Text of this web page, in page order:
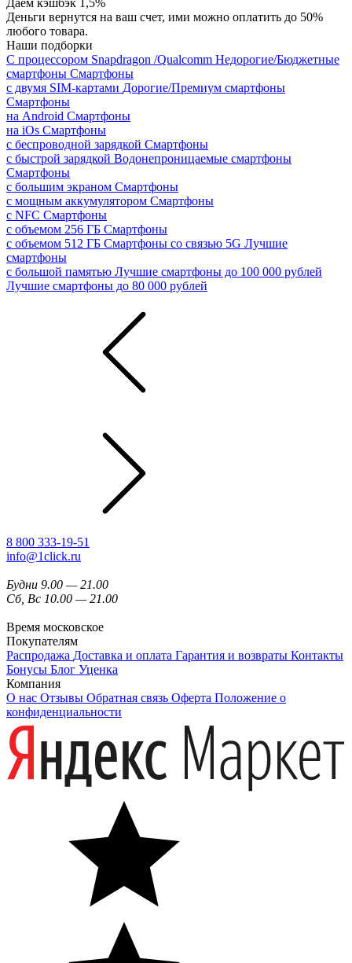
Деньги вернутся на ваш счет, ими можно оплатить до 50%
любого товара.
Наши подборки
С процессором Snapdragon /Qualcomm Недорогие/Бюджетные
смартфоны Смартфоны
с двумя SIM-картами Дорогие/Премиум смартфоны
Смартфоны
на Android Смартфоны
на iOs Смартфоны
с беспроводной зарядкой Смартфоны
с быстрой зарядкой Водонепроницаемые смартфоны
Смартфоны
с большим экраном Смартфоны
с мощным аккумулятором Смартфоны
с NFC Смартфоны
с объемом 256 ГБ Смартфоны
с объемом 512 ГБ Смартфоны со связью 5G Лучшие
смартфоны
с большой памятью Лучшие смартфоны до 100 000 рублей
Лучшие смартфоны до 80 000 рублей
8 800 333-19-51
info@1click.ru
Будни 9.00 — 21.00
Сб, Вс 10.00 — 21.00
Время московское
Покупателям
Распродажа Доставка и оплата Гарантия и возвраты Контакты
Бонусы Блог Уценка
Компания
О нас Отзывы Обратная связь Оферта Положение о
конфиденциальности